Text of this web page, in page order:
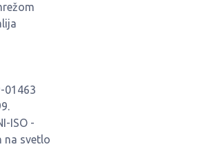
01463
ISO -
na svetlo